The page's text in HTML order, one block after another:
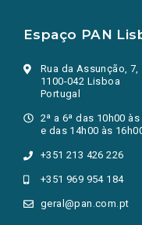
Espaço PAN
Rua da Assunção, 7,
1100-042 Lisboa
Portugal
2ª a 6ª das 10h00 às
e das 14h00 às
+351 213 426 226
+351 969 954 184
geral@pan.com.pt